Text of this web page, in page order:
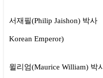
서재필(Philip Jaishon)
Korean Emperor)
윌리엄(Maurice William)